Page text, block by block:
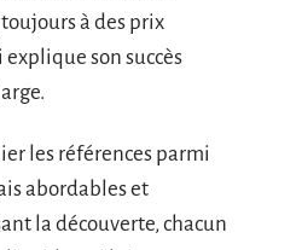
à des prix
son succès
les références parmi
abordables et
la découverte, chacun